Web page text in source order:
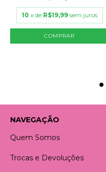
10 x de R$19,99 sem juros
COMPRAR
NAVEGAÇÃO
Quem Somos
Trocas e Devoluções